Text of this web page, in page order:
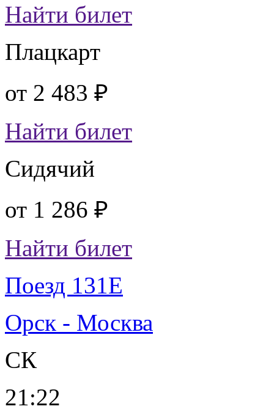
Найти билет
Плацкарт
от 2 483 ₽
Найти билет
Сидячий
от 1 286 ₽
Найти билет
Поезд 131Е
Орск - Москва
СК
21:22